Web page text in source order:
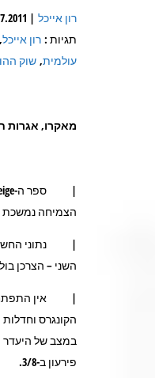
רון אייכל | 31.07.2011
תגיות : רון אייכל,
עולמית, שוק
מאקרו, אגרות
הצמיחה נמשכת
| נתוני
השני – הצרכן
| אין
הקונגרס
במצב של
פירעון ב-3/8.